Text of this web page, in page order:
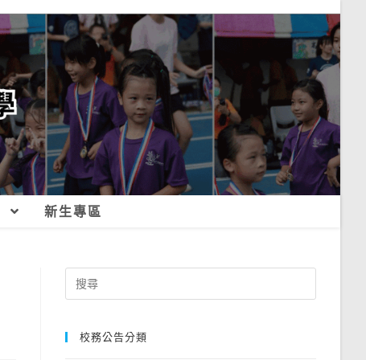
新生專區
Search
for:
校務公告分類